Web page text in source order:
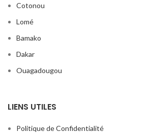
Cotonou
Lomé
Bamako
Dakar
Ouagadougou
LIENS UTILES
Politique de Confidentialité